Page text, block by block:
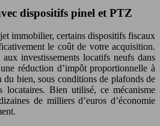
dispositifs pinel et PTZ
immobilier, certains dispositifs fiscaux
le coût de votre acquisition.
investissements locatifs neufs dans
réduction d’impôt proportionnelle à
du bien, sous conditions de plafonds de
locataires. Bien utilisé, ce mécanisme
de milliers d’euros d’économie